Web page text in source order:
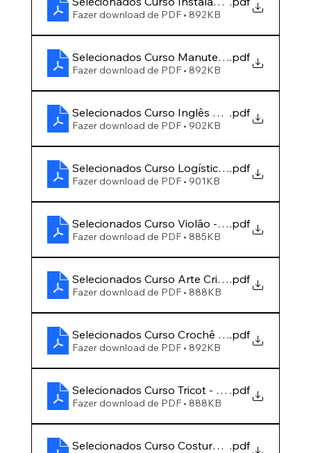
Fazer download de PDF • 892KB
Selecionados Curso Manutenção em
.pdf
Fazer download de PDF • 892KB
Selecionados Curso Inglês Geral e Inglês
.pdf
Fazer download de PDF • 902KB
Selecionados Curso Logística Portuária -
.pdf
Fazer download de PDF • 901KB
Selecionados Curso Violão - EDITAL 11-2026
.pdf
Fazer download de PDF • 885KB
Selecionados Curso Arte Criativa com
.pdf
Fazer download de PDF • 888KB
Selecionados Curso Crochê - EDITAL 13-2026
.pdf
Fazer download de PDF • 892KB
Selecionados Curso Tricot - EDITAL 14-2026
.pdf
Fazer download de PDF • 888KB
Selecionados Curso Costura Criativa -
.pdf